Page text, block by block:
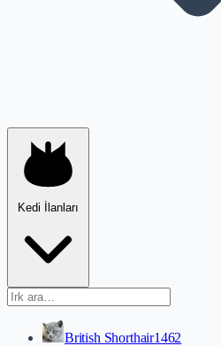
Kedi İlanları
British Shorthair1462